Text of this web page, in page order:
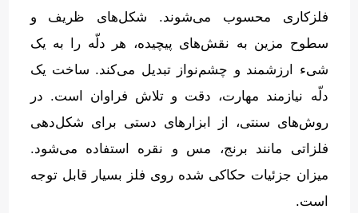
فلزکاری محسوب می‌شوند. شکل‌های ظریف و
سطوح مزین به نقش‌های پیچیده، هر دلّه را به یک
شیء ارزشمند و چشم‌نواز تبدیل می‌کند. ساخت یک
دلّه نیازمند مهارت، دقت و تلاش فراوان است. در
روش‌های سنتی، از ابزارهای دستی برای شکل‌دهی
فلزاتی مانند برنج، مس و نقره استفاده می‌شود.
میزان جزئیات حکاکی شده روی فلز بسیار قابل توجه
است.